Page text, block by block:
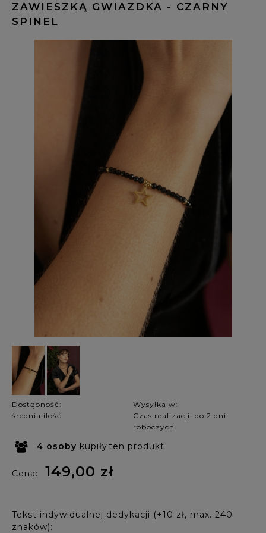
ZAWIESZKĄ GWIAZDKA - CZARNY
SPINEL
Dostępność:
średnia ilość
Wysyłka w:
Czas realizacji: do 2 dni
roboczych.
4 osoby kupiłyten produkt
Cena: 149,00 zł
Tekst indywidualnej dedykacji (+10 zł, max. 240
znaków):